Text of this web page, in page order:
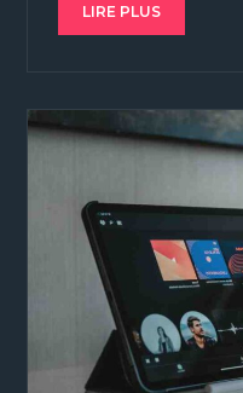
LIRE PLUS